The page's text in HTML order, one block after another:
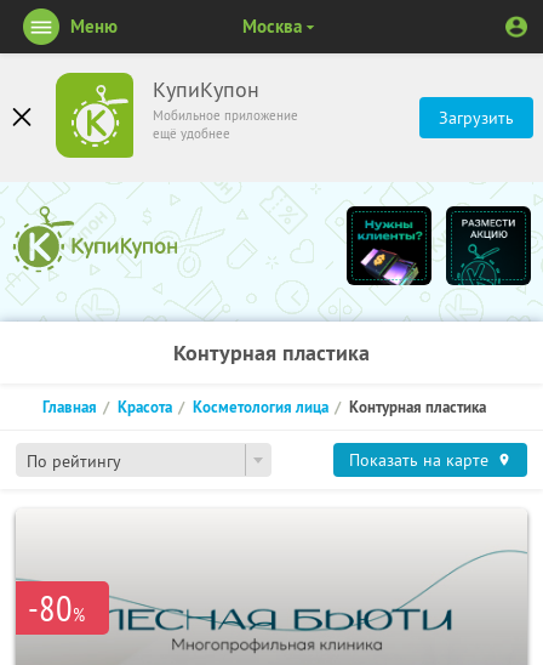
КупиКупон
Мобильное приложение
ещё удобнее
Загрузить
Меню Москва
Контурная пластика
По рейтингу
Главная Красота Косметология лица Контурная пластика
Показать на карте
-80%